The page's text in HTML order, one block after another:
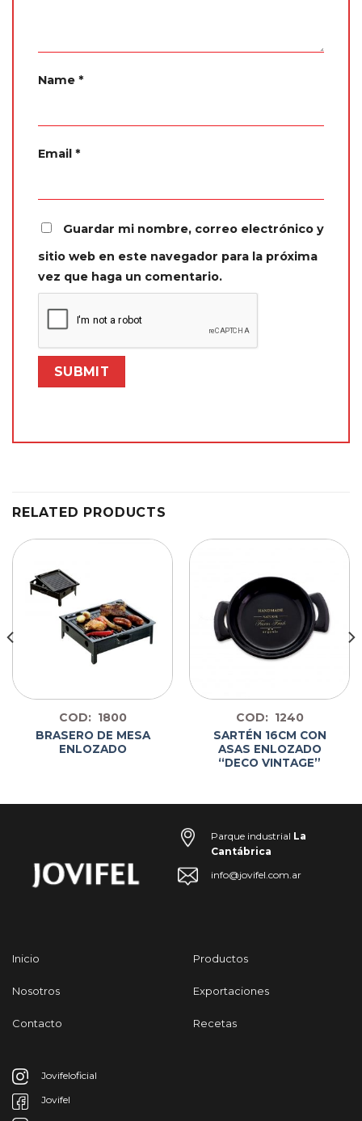
Name *
Email *
Guardar mi nombre, correo electrónico y
sitio web en este navegador para la próxima
vez que haga un comentario.
RELATED PRODUCTS
COD: 1800
BRASERO DE MESA
ENLOZADO
COD: 1240
SARTÉN 16CM CON
ASAS ENLOZADO
“DECO VINTAGE”
Parque industrial La
Cantábrica
info@jovifel.com.ar
Inicio
Nosotros
Contacto
Productos
Exportaciones
Recetas
Jovifeloficial
Jovifel